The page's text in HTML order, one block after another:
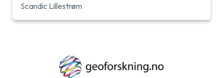
Scandic Lillestrøm